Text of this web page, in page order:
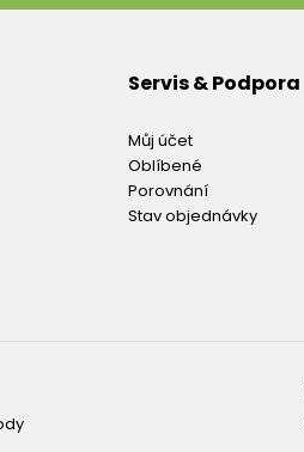
Servis & Podpora
Můj účet
Oblíbené
Porovnání
Stav objednávky